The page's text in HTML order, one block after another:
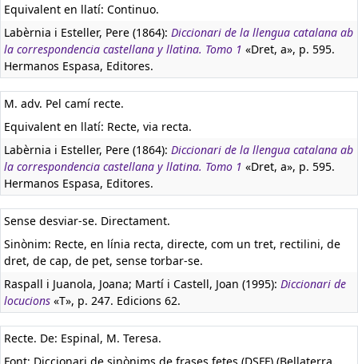
Equivalent en llatí: Continuo.
Labèrnia i Esteller, Pere (1864): Diccionari de la llengua catalana ab
la correspondencia castellana y llatina. Tomo 1 «Dret, a», p. 595.
Hermanos Espasa, Editores.
M. adv. Pel camí recte.
Equivalent en llatí: Recte, via recta.
Labèrnia i Esteller, Pere (1864): Diccionari de la llengua catalana ab
la correspondencia castellana y llatina. Tomo 1 «Dret, a», p. 595.
Hermanos Espasa, Editores.
Sense desviar-se. Directament.
Sinònim: Recte, en línia recta, directe, com un tret, rectilini, de
dret, de cap, de pet, sense torbar-se.
Raspall i Juanola, Joana; Martí i Castell, Joan (1995): Diccionari de
locucions «T», p. 247. Edicions 62.
Recte. De: Espinal, M. Teresa.